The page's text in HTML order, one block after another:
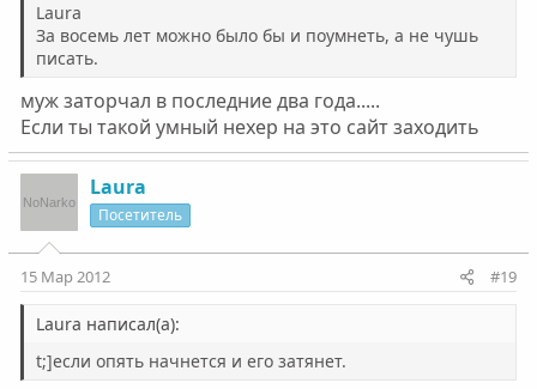
Laura
За восемь лет можно было бы и поумнеть, а не чушь
писать.
муж заторчал в последние два года.....
Если ты такой умный нехер на это сайт заходить
Laura
Посетитель
15 Мар 2012 #19
Laura написал(а):
t;]если опять начнется и его затянет.